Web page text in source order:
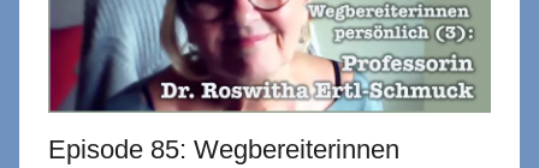
Episode 85: Wegbereiterinnen